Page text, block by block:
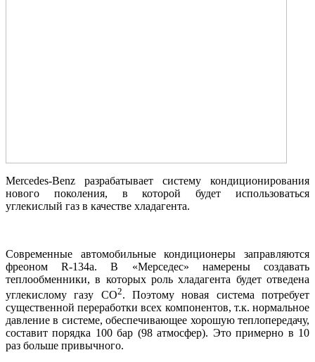
Mercedes-Benz разрабатывает систему кондиционирования
нового поколения, в которой будет использоваться
углекислый газ в качестве хладагента.
Современные автомобильные кондиционеры заправляются
фреоном R-134a. В «Мерседес» намерены создавать
теплообменники, в которых роль хладагента будет отведена
углекислому газу СО2. Поэтому новая система потребует
существенной переработки всех компонентов, т.к. нормальное
давление в системе, обеспечивающее хорошую теплопередачу,
составит порядка 100 бар (98 атмосфер). Это примерно в 10
раз больше привычного.